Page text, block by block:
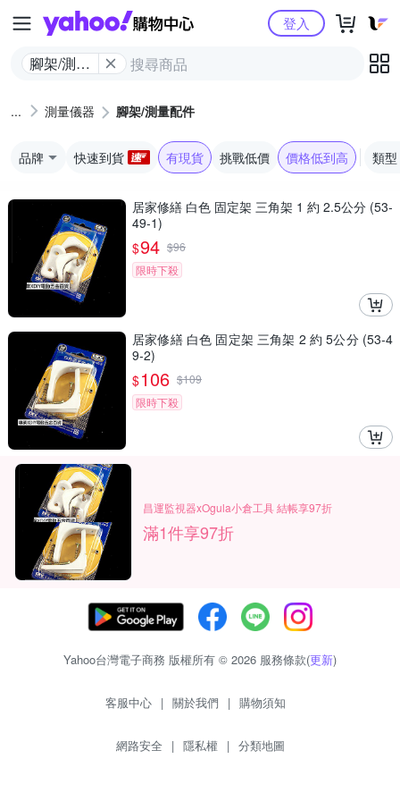
Yahoo購物中心
腳架/測量
登入
測量儀器 腳架/測量配件
品牌 快速到貨 有現貨 挑戰低價 價格低到高 類型
居家修繕 白色 固定架 三角架 1 約 2.5公分 (53-
49-1)
$94 $96
限時下殺
居家修繕 白色 固定架 三角架 2 約 5公分 (53-4
9-2)
$106 $109
限時下殺
昌運監視器xOgula小倉工具 結帳享97折
滿1件享97折
Yahoo台灣電子商務 版權所有 © 2026 服務條款(更新)
客服中心 | 關於我們 | 購物須知
網路安全 | 隱私權 | 分類地圖